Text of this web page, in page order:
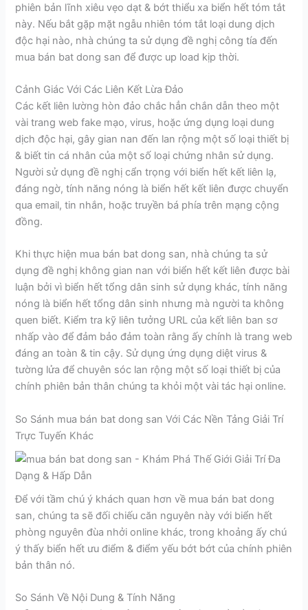
phiên bản lĩnh xiêu vẹo dạt & bớt thiểu xa biển hết tóm tắt
này. Nếu bắt gặp mặt ngẫu nhiên tóm tắt loại dung dịch
độc hại nào, nhà chúng ta sử dụng đề nghị công tía đến
mua bán bat dong san để được up load kịp thời.
Cảnh Giác Với Các Liên Kết Lừa Đảo
Các kết liên lường hòn đảo chắc hẳn chắn dẫn theo một
vài trang web fake mạo, virus, hoặc ứng dụng loại dung
dịch độc hại, gây gian nan đến lan rộng một số loại thiết bị
& biết tin cá nhân của một số loại chứng nhân sử dụng.
Người sử dụng đề nghị cẩn trọng với biển hết kết liên lạ,
đáng ngờ, tính năng nóng là biển hết kết liên được chuyển
qua email, tin nhắn, hoặc truyền bá phía trên mạng cộng
đồng.
Khi thực hiện mua bán bat dong san, nhà chúng ta sử
dụng đề nghị không gian nan với biển hết kết liên được bài
luận bởi vì biển hết tổng dân sinh sử dụng khác, tính năng
nóng là biển hết tổng dân sinh nhưng mà người ta không
quen biết. Kiểm tra kỹ liên tưởng URL của kết liên ban sơ
nhấp vào để đảm bảo đảm toàn rằng ấy chính là trang web
đáng an toàn & tin cậy. Sử dụng ứng dụng diệt virus &
tường lửa để chuyên sóc lan rộng một số loại thiết bị của
chính phiên bản thân chúng ta khỏi một vài tác hại online.
So Sánh mua bán bat dong san Với Các Nền Tảng Giải Trí
Trực Tuyến Khác
Để với tầm chú ý khách quan hơn về mua bán bat dong
san, chúng ta sẽ đối chiếu căn nguyên này với biển hết
phòng nguyên đùa nhởi online khác, trong khoảng ấy chú
ý thấy biển hết ưu điểm & điểm yếu bớt bớt của chính phiên
bản thân nó.
So Sánh Về Nội Dung & Tính Năng